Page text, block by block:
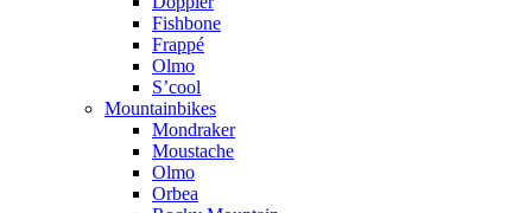
Fishbone
Frappé
Olmo
S’cool
Mountainbikes
Mondraker
Moustache
Olmo
Orbea